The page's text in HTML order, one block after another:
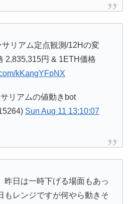
サリアム定点観測/12Hの変
2,835,315円 & 1ETH価格
kKangYFpNX
リアムの値動きbot
Sun Aug 11 13:10:07
昨日は一時下げる場面もあっ
もレンジですが何やら動きそ